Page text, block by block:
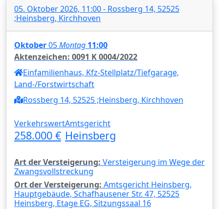
05. Oktober 2026, 11:00 - Rossberg 14, 52525
;Heinsberg, Kirchhoven
Oktober05Montag 11:00
Aktenzeichen: 0091 K 0004/2022
Einfamilienhaus, Kfz-Stellplatz/Tiefgarage,
Land-/Forstwirtschaft
Rossberg 14, 52525 ;Heinsberg, Kirchhoven
Verkehrswert
258.000 €
Amtsgericht
Heinsberg
Art der Versteigerung: Versteigerung im Wege der
Zwangsvollstreckung
Ort der Versteigerung: Amtsgericht Heinsberg,
Hauptgebäude, Schafhausener Str. 47, 52525
Heinsberg, Etage EG, Sitzungssaal 16